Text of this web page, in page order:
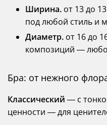
Ширина. от 13 до
под любой стиль и
Диаметр. от 16 до
композиций —
Бра: от нежного
Классический — с
ценности — для